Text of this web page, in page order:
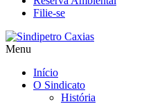
Filie-se
Menu
Início
O Sindicato
História